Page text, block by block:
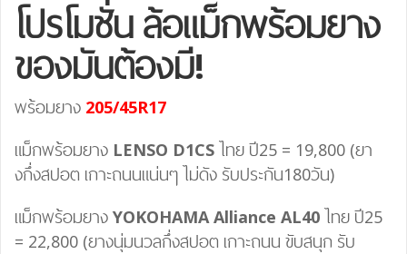
โปรโมชั่น ล้อแม็กพร้อมยาง
ของมันต้องมี!
พร้อมยาง 205/45R17
แม็กพร้อมยาง LENSO D1CS ไทย ปี25 = 19,800 (ยา
งกึ่งสปอต เกาะถนนแน่นๆ ไม่ดัง รับประกัน180วัน)
แม็กพร้อมยาง YOKOHAMA Alliance AL40 ไทย ปี25
= 22,800 (ยางนุ่มนวลกึ่งสปอต เกาะถนน ขับสนุก รับ